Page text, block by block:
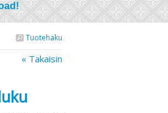
Tuotehaku
« Takaisin